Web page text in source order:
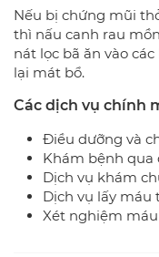
Nếu bị chứng mũi
thì nấu canh rau
nát lọc bã ăn vào
lại mát bổ.
Các dịch vụ chính
Điều dưỡng và
Khám bệnh qua
Dịch vụ khám
Dịch vụ lấy máu
Xét nghiệm